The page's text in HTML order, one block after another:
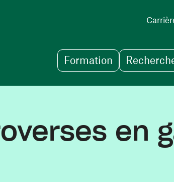
Formation
en